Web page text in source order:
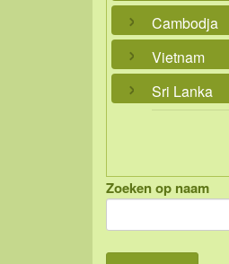
Cambodja
Vietnam
Sri Lanka
Zoeken op naam